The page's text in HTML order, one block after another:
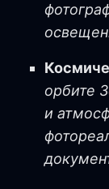
орбите
и